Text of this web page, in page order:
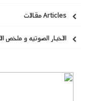
Articles مقالات
الاخبار الصوتيه و ملخص